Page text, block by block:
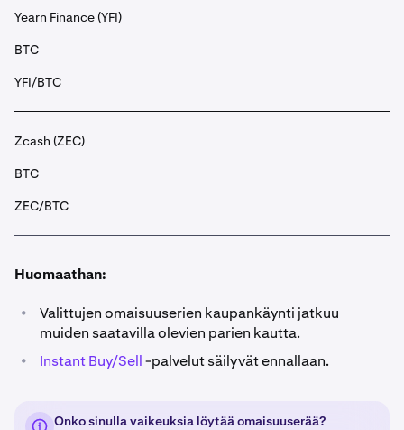
Yearn Finance (YFI)
BTC
YFI/BTC
Zcash (ZEC)
BTC
ZEC/BTC
Huomaathan:
•
Valittujen omaisuuserien kaupankäynti jatkuu
muiden saatavilla olevien parien kautta.
• Instant Buy/Sell-palvelut säilyvät ennallaan.
Onko sinulla vaikeuksia löytää omaisuuserää?